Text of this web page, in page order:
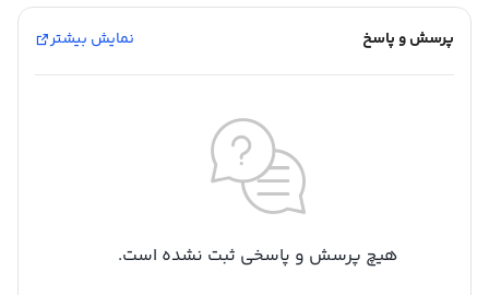
پرسش و پاسخ نمایش بیشتر
هیچ پرسش و پاسخی ثبت نشده است.